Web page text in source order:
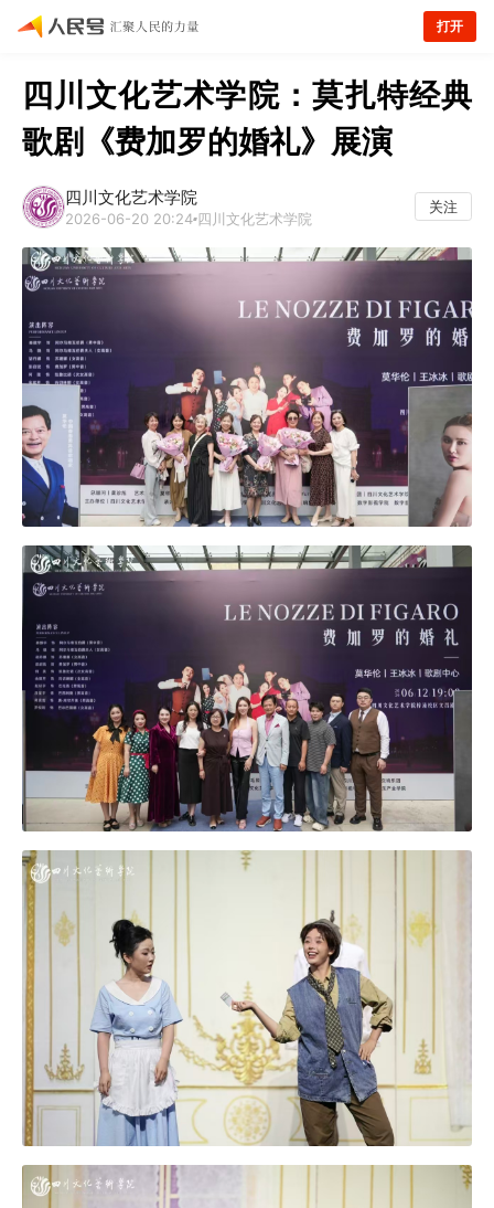
打开
四川文化艺术学院：莫扎特经典
歌剧《费加罗的婚礼》展演
四川文化艺术学院
2026-06-20 20:24 四川文化艺术学院
关注